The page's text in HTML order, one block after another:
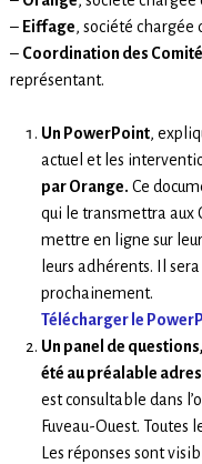
– Eiffage, société chargée
– Coordination des
représentant.
Un PowerPoint,
actuel et les
par Orange. Ce
qui le transmettra aux
mettre en ligne sur
leurs adhérents. Il
prochainement.
Télécharger le
Un panel de
été au préalable
est consultable dans
Fuveau-Ouest. Toutes
Les réponses sont